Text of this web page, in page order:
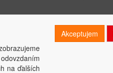
na ďalších
Akceptujem